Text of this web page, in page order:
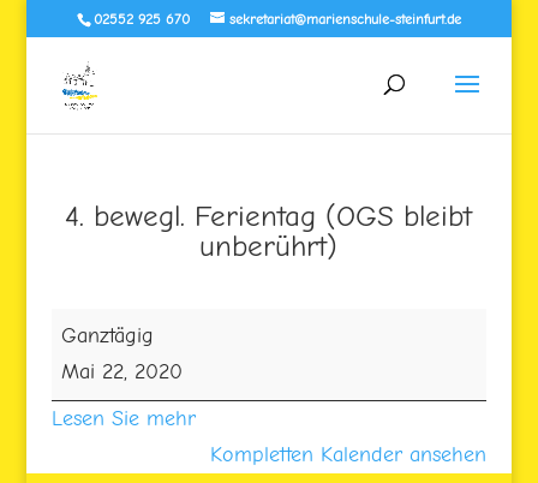
02552 925 670 sekretariat@marienschule-steinfurt.de
4. bewegl. Ferientag (OGS bleibt
unberührt)
4.
bewegl.
Ferientag
(OGS
bleibt
Ganztägig
Mai 22, 2020
Lesen Sie mehr
Kompletten Kalender ansehen